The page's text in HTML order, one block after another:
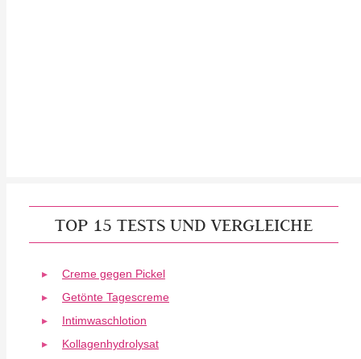
TOP 15 TESTS UND VERGLEICHE
Creme gegen Pickel
Getönte Tagescreme
Intimwaschlotion
Kollagenhydrolysat